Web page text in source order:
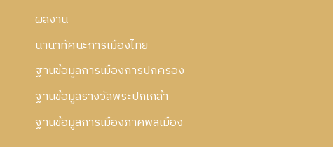
ผลงาน
นานาทัศนะการเมืองไทย
ฐานข้อมูลการเมืองการปกครอง
ฐานข้อมูลรางวัลพระปกเกล้า
ฐานข้อมูลการเมืองภาคพลเมือง